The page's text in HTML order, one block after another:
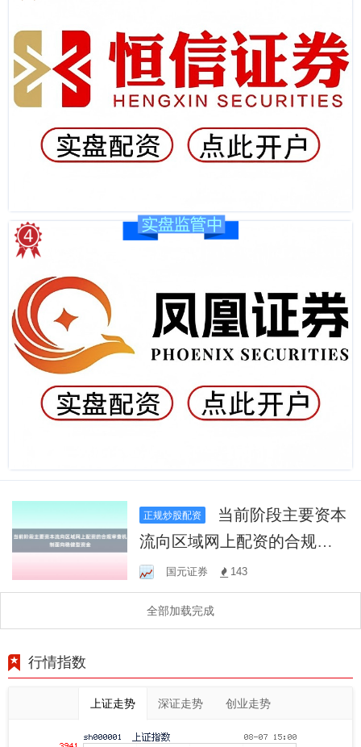
正规炒股配资
流向区域网上配资的合规审
查机制面向稳健型资金
国元证券 143
全部加载完成
行情指数
上证走势 深证走势 创业走势